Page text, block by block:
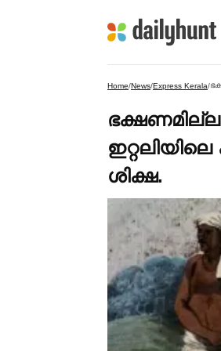
Home/News/Express Kerala/
ശിക്ഷ.